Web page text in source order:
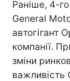
Раніше, 4-
General
автогігант
компанії.
зміни
важливість